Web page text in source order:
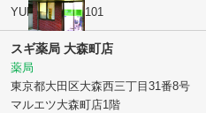
YUKEN大森東101
スギ薬局 大森町店
薬局
東京都大田区大森西三丁目31番8号
マルエツ大森町店1階